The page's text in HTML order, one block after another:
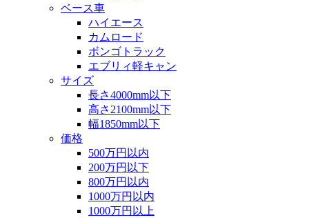
ベース車
ハイエース
カムロード
ボンゴトラック
エブリィ軽キャン
サイズ
長さ4000mm以下
高さ2100mm以下
幅1850mm以下
価格
500万円以内
200万円以下
800万円以内
1000万円以内
1000万円以上